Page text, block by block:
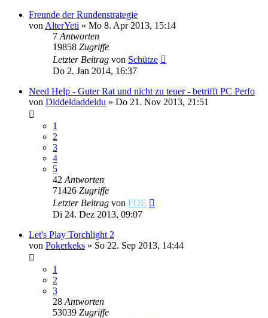
Freunde der Rundenstrategie
von AlterYeti » Mo 8. Apr 2013, 15:14
7 Antworten
19858 Zugriffe
Letzter Beitrag von Schütze
Do 2. Jan 2014, 16:37
Need Help - Guter Rat und nicht zu teuer - betrifft PC Perfo
von Diddeldaddeldu » Do 21. Nov 2013, 21:51
1
2
3
4
5
42 Antworten
71426 Zugriffe
Letzter Beitrag von FOE
Di 24. Dez 2013, 09:07
Let's Play Torchlight 2
von Pokerkeks » So 22. Sep 2013, 14:44
1
2
3
28 Antworten
53039 Zugriffe